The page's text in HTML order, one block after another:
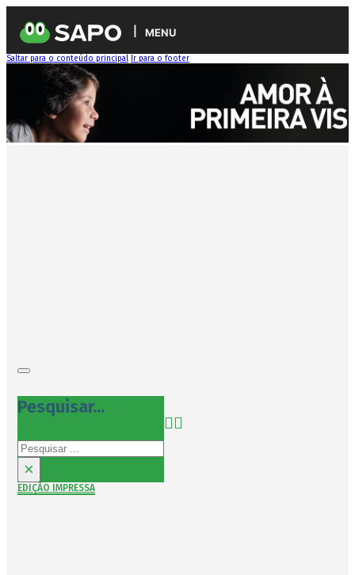
MENU
Saltar para o conteúdo principal Ir para o footer
Pesquisar...
Pesquisar
×
EDIÇÃO IMPRESSA